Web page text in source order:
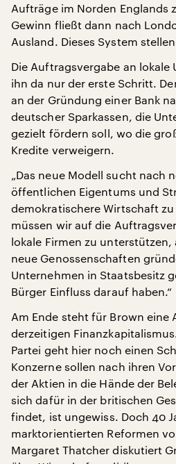
Aufträge im Norden Englands
Gewinn fließt dann nach
Ausland. Dieses System
Die Auftragsvergabe an
ihn da nur der erste Schritt.
an der Gründung einer Bank
deutscher Sparkassen, die
gezielt fördern soll, wo die
Kredite verweigern.
„Das neue Modell sucht nach
öffentlichen Eigentums und
demokratischere Wirtschaft
müssen wir auf die
lokale Firmen zu
neue Genossenschaften
Unternehmen in Staatsbesitz
Bürger Einfluss darauf haben.“
Am Ende steht für Brown eine
derzeitigen
Partei geht hier noch einen
Konzerne sollen nach ihren
der Aktien in die Hände der
sich dafür in der britischen
findet, ist ungewiss. Doch 40
marktorientierten Reformen
Margaret Thatcher diskutiert